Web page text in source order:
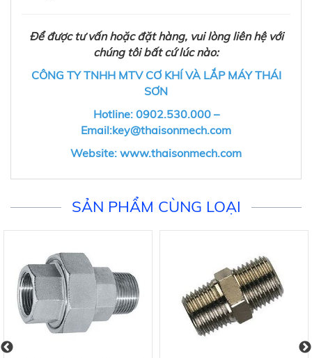
Để được tư vấn hoặc đặt hàng, vui lòng liên hệ với
chúng tôi bất cứ lúc nào:
CÔNG TY TNHH MTV CƠ KHÍ VÀ LẮP MÁY THÁI
SƠN
Hotline: 0902.530.000 –
Email:key@thaisonmech.com
Website: www.thaisonmech.com
SẢN PHẨM CÙNG LOẠI